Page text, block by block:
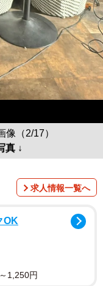
（2/17）
真 ↓
求人情報一覧へ
OK
1,250円